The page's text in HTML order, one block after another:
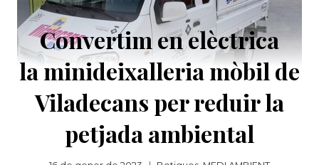
Convertim en elèctrica
la minideixalleria mòbil de
Viladecans per reduir la
petjada ambiental